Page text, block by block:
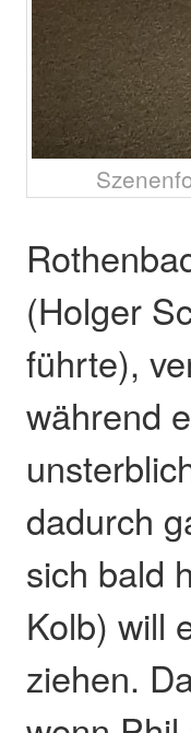
(Holger
führte),
während
dadurch
sich bald
Kolb) will
ziehen.